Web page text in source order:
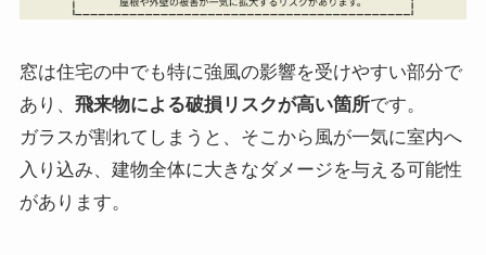
窓は住宅の中でも特に強風の影響を受けやすい部分で
あり、 飛来物による破損リスクが高い箇所です。
ガラスが割れてしまうと、そこから風が一気に室内へ
入り込み、建物全体に大きなダメージを与える可能性
があります。